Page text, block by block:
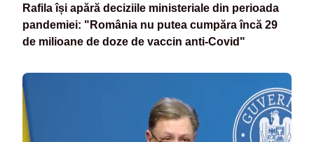
Rafila își apără deciziile ministeriale din perioada
pandemiei: "România nu putea cumpăra încă 29
de milioane de doze de vaccin anti-Covid"